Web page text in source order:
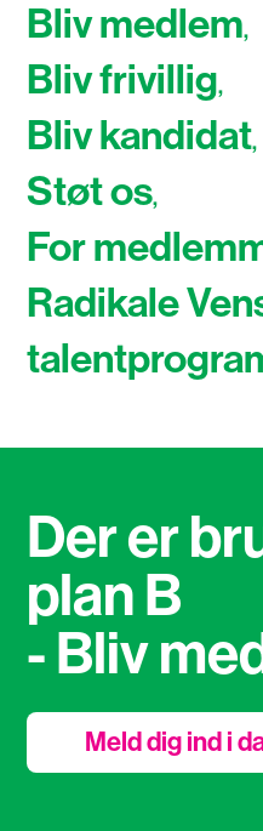
Bliv medlem
Bliv frivillig
Bliv kandidat
Støt os
For
Radikale
Der er
plan B
- Bliv
Meld dig ind i